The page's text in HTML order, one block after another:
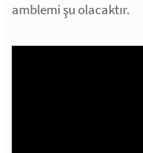
amblemi şu olacaktır.